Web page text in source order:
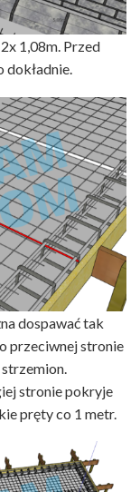
1,08m. Przed
dokładnie.
dospawać tak
przeciwnej stronie
stronie pokryje
pręty co 1 metr.